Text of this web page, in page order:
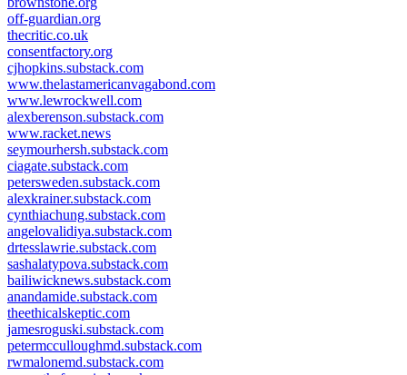
off-guardian.org
thecritic.co.uk
consentfactory.org
cjhopkins.substack.com
www.thelastamericanvagabond.com
www.lewrockwell.com
alexberenson.substack.com
www.racket.news
seymourhersh.substack.com
ciagate.substack.com
petersweden.substack.com
alexkrainer.substack.com
cynthiachung.substack.com
angelovalidiya.substack.com
drtesslawrie.substack.com
sashalatypova.substack.com
bailiwicknews.substack.com
anandamide.substack.com
theethicalskeptic.com
jamesroguski.substack.com
petermcculloughmd.substack.com
rwmalonemd.substack.com